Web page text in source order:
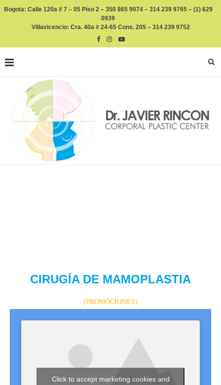
Bogota: Calle 120a # 7 – 05 Piso 2 – 350 865 9074 – 314 239 9765 – (1) 629
0939
Villavicencio: Cra. 40a # 24-65 Cons. 205 – 314 239 9752
CIRUGÍA DE MAMOPLASTIA
(PROMOCIONES)
Click to accept marketing cookies and